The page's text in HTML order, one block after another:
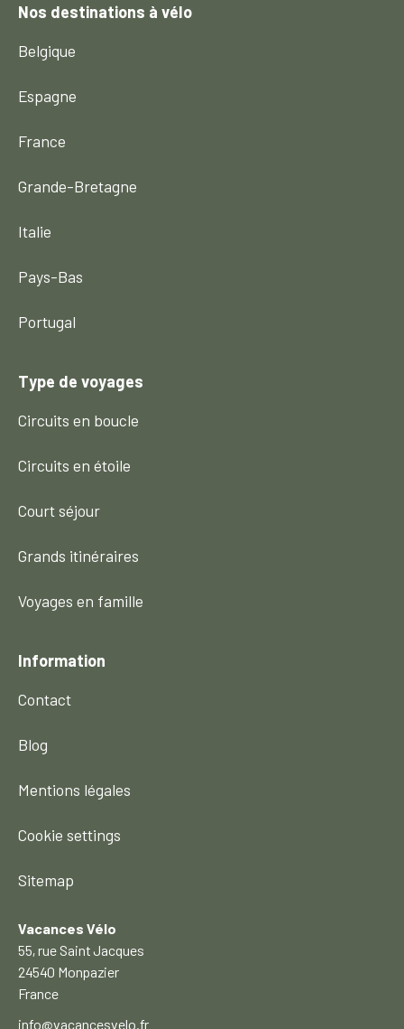
Nos destinations à vélo
Belgique
Espagne
France
Grande-Bretagne
Italie
Pays-Bas
Portugal
Type de voyages
Circuits en boucle
Circuits en étoile
Court séjour
Grands itinéraires
Voyages en famille
Information
Contact
Blog
Mentions légales
Cookie settings
Sitemap
Vacances Vélo
55, rue Saint Jacques
24540 Monpazier
France
info@vacancesvelo.fr